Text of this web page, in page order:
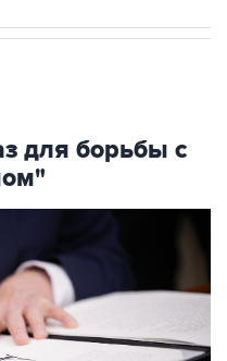
для борьбы с